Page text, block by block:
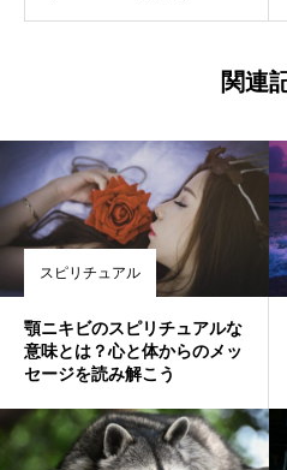
関連
スピリチュアル
顎ニキビのスピリチュアルな
意味とは？心と体からのメッ
セージを読み解こう